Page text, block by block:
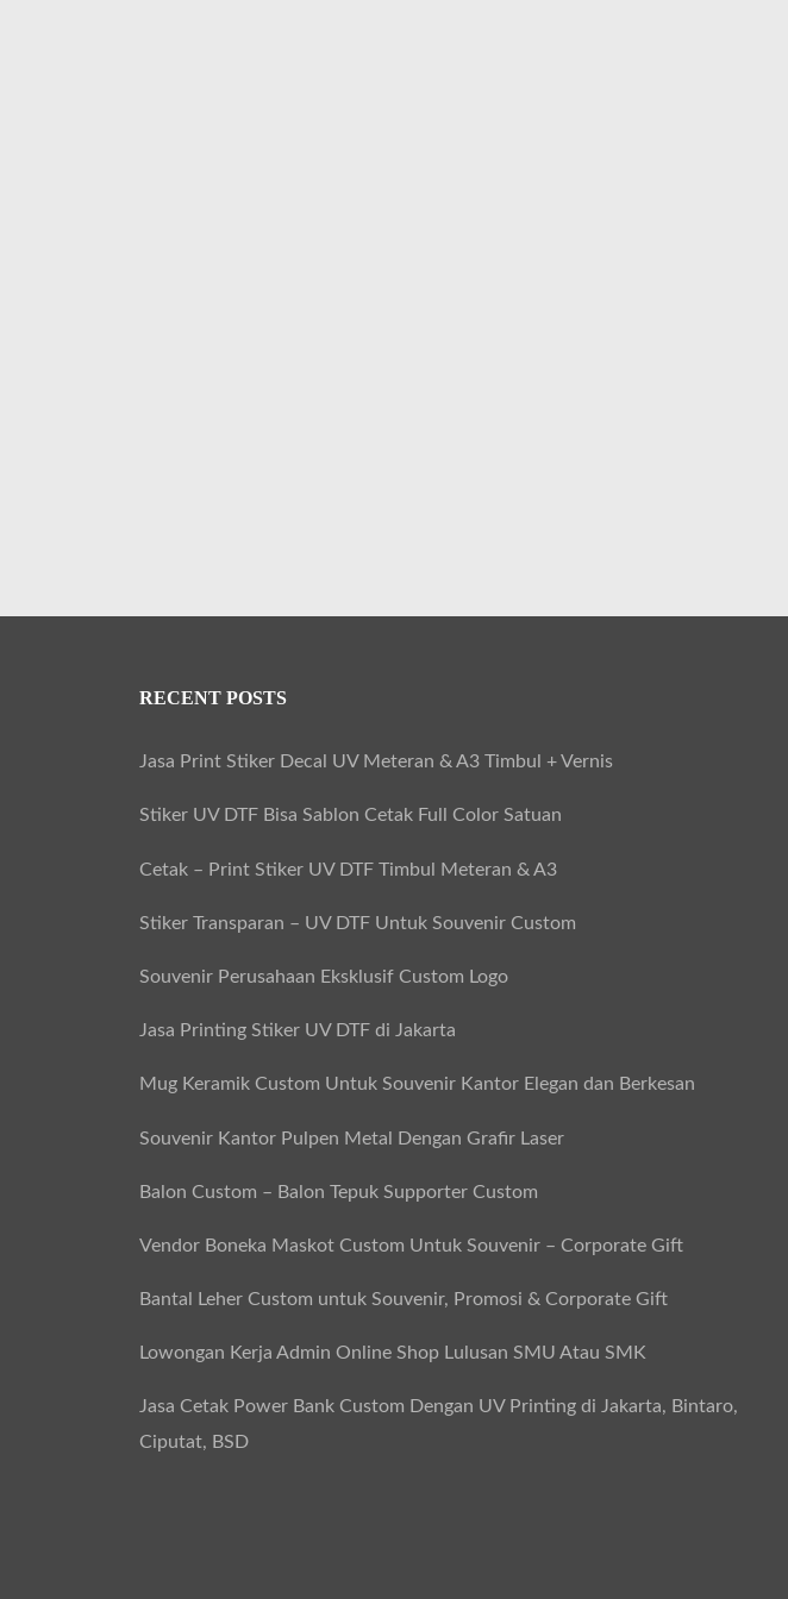
RECENT POSTS
Jasa Print Stiker Decal UV Meteran & A3 Timbul + Vernis
Stiker UV DTF Bisa Sablon Cetak Full Color Satuan
Cetak – Print Stiker UV DTF Timbul Meteran & A3
Stiker Transparan – UV DTF Untuk Souvenir Custom
Souvenir Perusahaan Eksklusif Custom Logo
Jasa Printing Stiker UV DTF di Jakarta
Mug Keramik Custom Untuk Souvenir Kantor Elegan dan Berkesan
Souvenir Kantor Pulpen Metal Dengan Grafir Laser
Balon Custom – Balon Tepuk Supporter Custom
Vendor Boneka Maskot Custom Untuk Souvenir – Corporate Gift
Bantal Leher Custom untuk Souvenir, Promosi & Corporate Gift
Lowongan Kerja Admin Online Shop Lulusan SMU Atau SMK
Jasa Cetak Power Bank Custom Dengan UV Printing di Jakarta, Bintaro,
Ciputat, BSD